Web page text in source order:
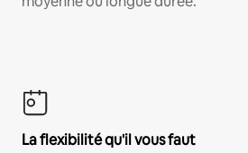
La flexibilité qu'il vous faut